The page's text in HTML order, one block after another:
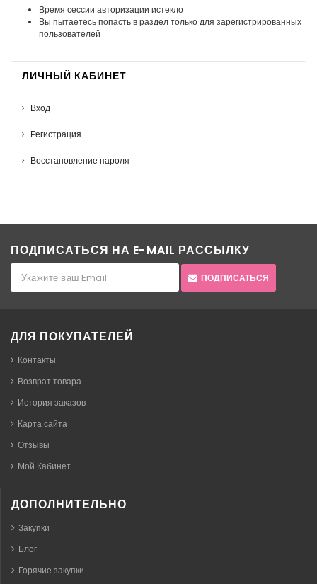
Время сессии авторизации истекло
Вы пытаетесь попасть в раздел только для зарегистрированных
пользователей
ЛИЧНЫЙ КАБИНЕТ
Вход
Регистрация
Восстановление пароля
ПОДПИСАТЬСЯ НА E-MAIL РАССЫЛКУ
ПОДПИСАТЬСЯ
ДЛЯ ПОКУПАТЕЛЕЙ
Контакты
Возврат товара
История заказов
Карта сайта
Отзывы
Мой Кабинет
ДОПОЛНИТЕЛЬНО
Закупки
Блог
Горячие закупки